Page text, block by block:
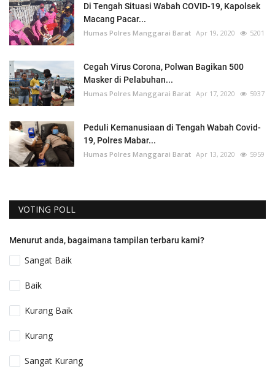
Di Tengah Situasi Wabah COVID-19, Kapolsek
Macang Pacar...
Humas Polres Manggarai Barat Apr 19, 2020 5201
Cegah Virus Corona, Polwan Bagikan 500
Masker di Pelabuhan...
Humas Polres Manggarai Barat Apr 17, 2020 5937
Peduli Kemanusiaan di Tengah Wabah Covid-
19, Polres Mabar...
Humas Polres Manggarai Barat Apr 13, 2020 5959
VOTING POLL
Menurut anda, bagaimana tampilan terbaru kami?
Sangat Baik
Baik
Kurang Baik
Kurang
Sangat Kurang